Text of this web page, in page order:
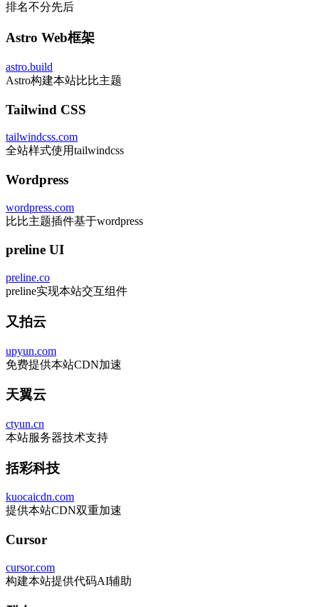
排名不分先后
Astro Web框架
astro.build
Astro构建本站比比主题
Tailwind CSS
tailwindcss.com
全站样式使用tailwindcss
Wordpress
wordpress.com
比比主题插件基于wordpress
preline UI
preline.co
preline实现本站交互组件
又拍云
upyun.com
免费提供本站CDN加速
天翼云
ctyun.cn
本站服务器技术支持
括彩科技
kuocaicdn.com
提供本站CDN双重加速
Cursor
cursor.com
构建本站提供代码AI辅助